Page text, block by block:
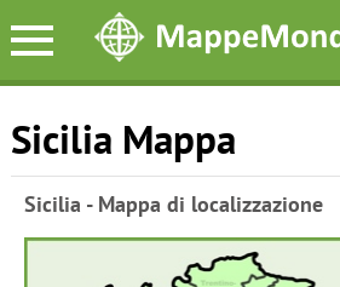
Sicilia Mappa
Sicilia - Mappa di localizzazione